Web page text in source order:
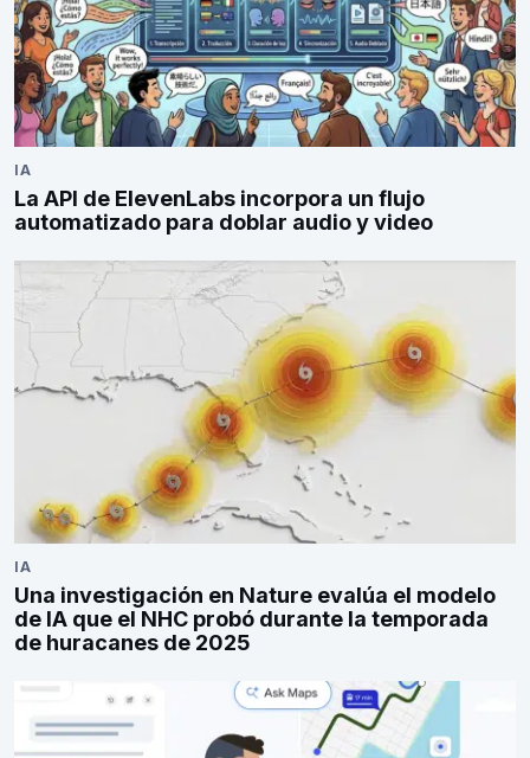
IA
La API de ElevenLabs incorpora un flujo
automatizado para doblar audio y video
IA
Una investigación en Nature evalúa el modelo
de IA que el NHC probó durante la temporada
de huracanes de 2025